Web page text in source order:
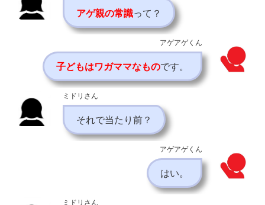
アゲ親の常識って？
アゲアゲくん
子どもはワガママなものです。
ミドリさん
それで当たり前？
アゲアゲくん
はい。
ミドリさん